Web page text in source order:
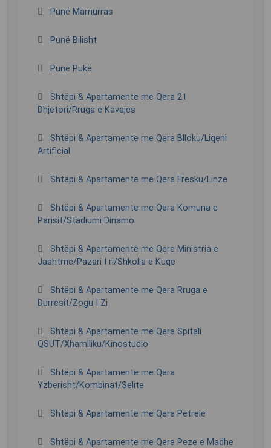
Punë Mamurras
Punë Bilisht
Punë Pukë
Shtëpi & Apartamente me Qera 21
Dhjetori/Rruga e Kavajes
Shtëpi & Apartamente me Qera Blloku/Liqeni
Artificial
Shtëpi & Apartamente me Qera Fresku/Linze
Shtëpi & Apartamente me Qera Komuna e
Parisit/Stadiumi Dinamo
Shtëpi & Apartamente me Qera Ministria e
Jashtme/Pazari I ri/Shkolla e Kuqe
Shtëpi & Apartamente me Qera Rruga e
Durresit/Zogu I Zi
Shtëpi & Apartamente me Qera Spitali
QSUT/Xhamlliku/Kinostudio
Shtëpi & Apartamente me Qera
Yzberisht/Kombinat/Selite
Shtëpi & Apartamente me Qera Petrele
Shtëpi & Apartamente me Qera Peze e Madhe